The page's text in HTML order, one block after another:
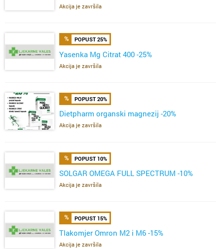
Akcija je završila
POPUST 25%
Yasenka Mg Citrat 400 -25%
Akcija je završila
POPUST 20%
Dietpharm organski magnezij -20%
Akcija je završila
POPUST 10%
SOLGAR OMEGA FULL SPECTRUM -10%
Akcija je završila
POPUST 15%
Tlakomjer Omron M2 i M6 -15%
Akcija je završila